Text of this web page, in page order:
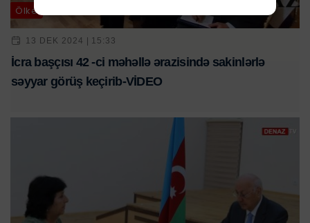
Ölkə
13 DEK 2024 | 15:33
İcra başçısı 42 -ci məhəllə ərazisində sakinlərlə
səyyar görüş keçirib-VİDEO